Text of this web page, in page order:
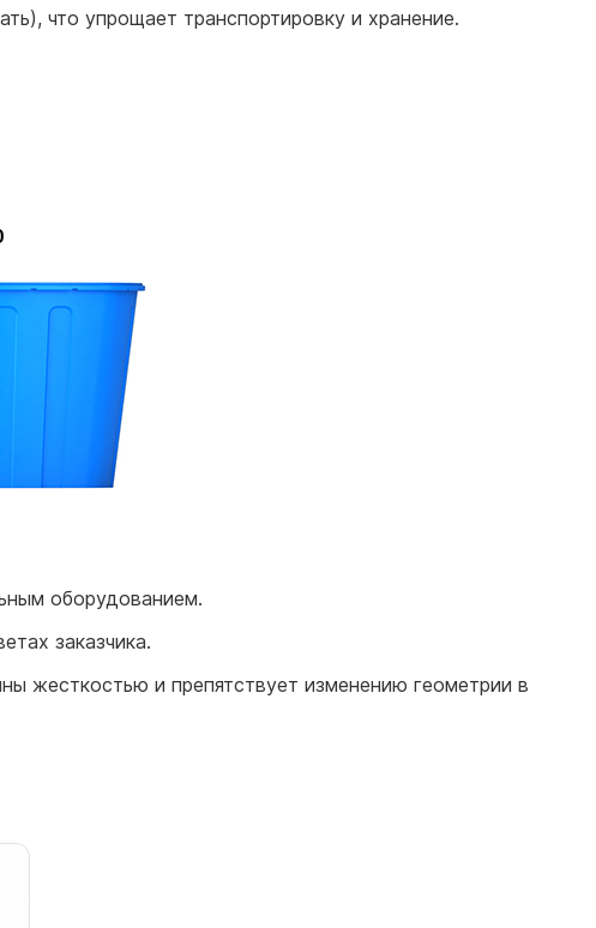
что упрощает транспортировку и хранение.
оборудованием.
заказчика.
жесткостью и препятствует изменению геометрии в